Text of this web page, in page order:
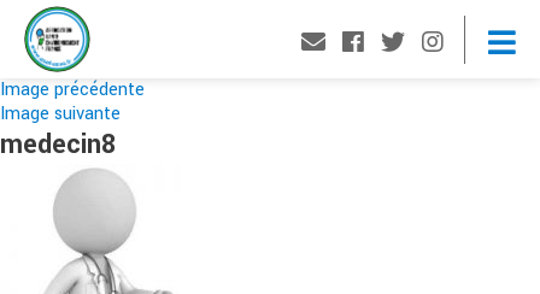
Image précédente
Image suivante
medecin8